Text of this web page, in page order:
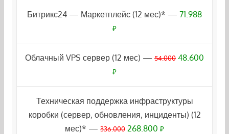
Битрикс24 — Маркетплейс (12 мес)* — 71.988
₽
Облачный VPS сервер (12 мес) — 54.000 48.600
₽
Техническая поддержка инфраструктуры
коробки (сервер, обновления, инциденты) (12
мес)* — 336.000 268.800 ₽